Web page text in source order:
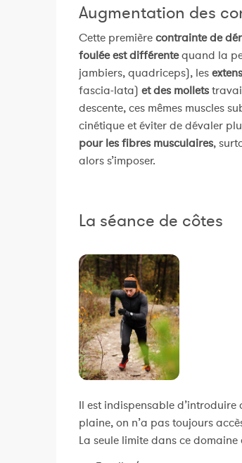
Augmentation des
Cette premièrecontrainte de
foulée est différentequand la
jambiers, quadriceps), les
fascia-lata) et des mollets
descente, ces mêmes muscles
cinétique et éviter de dévaler
pour les fibres musculaires,
alors s’imposer.
La séance de côtes
Il est indispensable d’introduire
plaine, on n’a pas toujours
La seule limite dans ce domaine